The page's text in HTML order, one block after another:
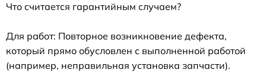
Что считается гарантийным случаем?
Для работ: Повторное возникновение дефекта,
который прямо обусловлен с выполненной работой
(например, неправильная установка запчасти).